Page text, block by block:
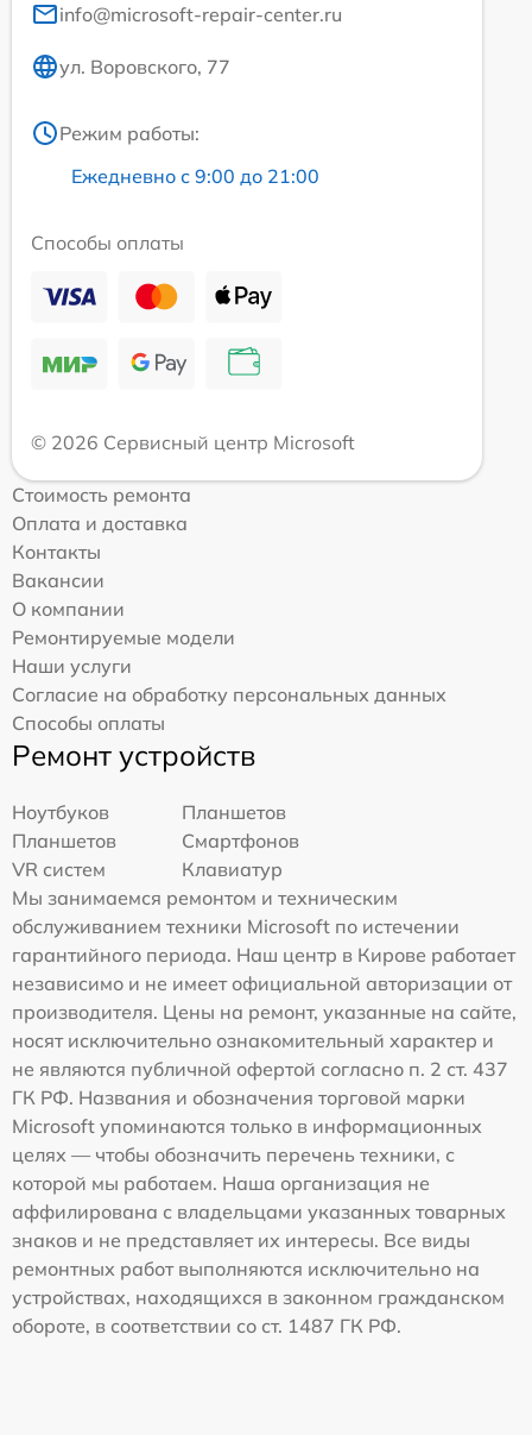
info@microsoft-repair-center.ru
ул. Воровского, 77
Режим работы:
Ежедневно с 9:00 до 21:00
Способы оплаты
© 2026 Сервисный центр Microsoft
Стоимость ремонта
Оплата и доставка
Контакты
Вакансии
О компании
Ремонтируемые модели
Наши услуги
Согласие на обработку персональных данных
Способы оплаты
Ремонт устройств
Ноутбуков
Планшетов
Планшетов
Смартфонов
VR систем
Клавиатур
Мы занимаемся ремонтом и техническим
обслуживанием техники Microsoft по истечении
гарантийного периода. Наш центр в Кирове работает
независимо и не имеет официальной авторизации от
производителя. Цены на ремонт, указанные на сайте,
носят исключительно ознакомительный характер и
не являются публичной офертой согласно п. 2 ст. 437
ГК РФ. Названия и обозначения торговой марки
Microsoft упоминаются только в информационных
целях — чтобы обозначить перечень техники, с
которой мы работаем. Наша организация не
аффилирована с владельцами указанных товарных
знаков и не представляет их интересы. Все виды
ремонтных работ выполняются исключительно на
устройствах, находящихся в законном гражданском
обороте, в соответствии со ст. 1487 ГК РФ.